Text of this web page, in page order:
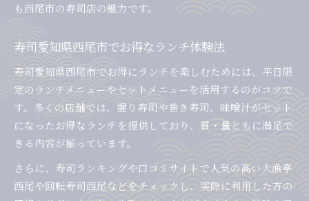
も西尾市の寿司店の魅力です。
寿司愛知県西尾市でお得なランチ体験法
寿司愛知県西尾市でお得にランチを楽しむためには、平日限
定のランチメニューやセットメニューを活用するのがコツで
す。多くの店舗では、握り寿司や巻き寿司、味噌汁がセット
になったお得なランチを提供しており、質・量ともに満足で
きる内容が揃っています。
さらに、寿司ランキングや口コミサイトで人気の高い大漁亭
西尾や回転寿司西尾などをチェックし、実際に利用した方の